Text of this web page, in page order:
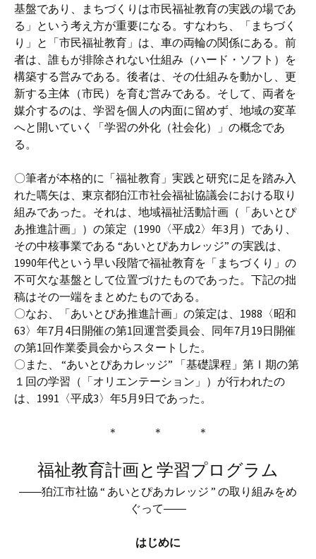
基盤であり、まちづくりは市民福祉教育の実践の場であ
る」という考え方が重要になる。すなわち、「まちづく
り」と「市民福祉教育」は、車の両輪の関係にある。前
者は、誰もが排除されない仕組み（ハード・ソフト）を
構築する営みである。後者は、その仕組みを動かし、更
新する主体（市民）を育む営みである。そして、両者を
媒介するのは、学習を個人の内面に留めず、地域の変革
へと開いていく「学習の外化（社会化）」の概念であ
る。
〇筆者が本格的に「福祉教育」実践と研究に足を踏み入
れた嚆矢は、東京都狛江市社会福祉協議会における取り
組みであった。それは、地域福祉活動計画（「あいとぴ
あ推進計画」）の策定（1990〈平成2〉年3月）であり、
その中核事業である “あいとぴあカレッジ” の実践は、
1990年代という早い段階で福祉教育を「まちづくり」の
不可欠な基盤として位置づけたものであった。下記の拙
稿はその一端をまとめたものである。
〇なお、「あいとぴあ推進計画」の策定は、1988〈昭和
63〉年7月4日開催の第1回運営委員会、同年7月19日開催
の第1回作業委員会からスタートした。
〇また、 “あいとぴあカレッジ” 「基礎課程」第Ⅰ期の第
１回の学習（「オリエンテーション」）が行われたの
は、1991〈平成3〉年5月9日であった。
＊ ＊ ＊
福祉教育計画と学習プログラム
――狛江市社協 “ あいとぴあカレッジ ” の取り組みをめ
ぐって――
はじめに